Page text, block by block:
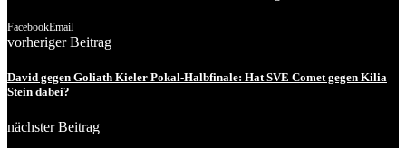
FacebookEmail
vorheriger Beitrag
David gegen Goliath Kieler Pokal-Halbfinale: Hat SVE Comet gegen Kilia
Stein dabei?
nächster Beitrag